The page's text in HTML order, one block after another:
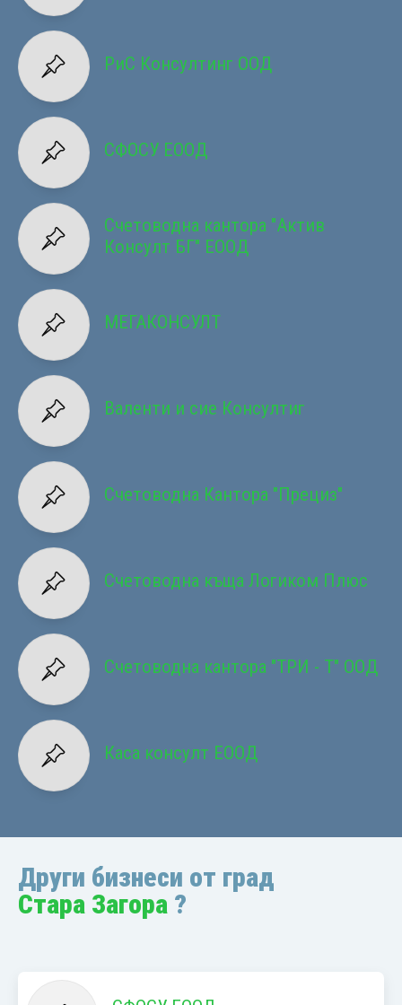
РиС Консултинг ООД
СФОСУ ЕООД
Счетоводна кантора "Актив
Консулт БГ" ЕООД
МЕГАКОНСУЛТ
Валенти и сие Консултиг
Счетоводна Кантора "Прециз"
Счетоводна къща Логиком Плюс
Счетоводна кантора "ТРИ - Т" ООД
Каса консулт ЕООД
Други бизнеси от град
Стара Загора ?